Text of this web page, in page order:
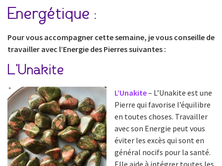
Energétique :
Pour vous accompagner cette semaine, je vous conseille de
travailler avec l’Energie des Pierres suivantes :
L’Unakite
L’Unakite– L’Unakite est une
Pierre qui favorise l’équilibre
en toutes choses. Travailler
avec son Energie peut vous
éviter les excès qui sont en
général nocifs pour la santé.
Elle aide à intégrer toutes les